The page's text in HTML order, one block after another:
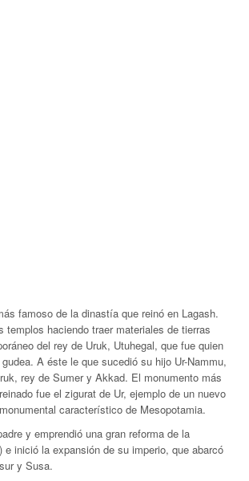
famoso de la dinastía que reinó en Lagash.
templos haciendo traer materiales de tierras
del rey de Uruk, Utuhegal, que fue quien
A éste le que sucedió su hijo Ur-Nammu,
rey de Sumer y Akkad. El monumento más
fue el zigurat de Ur, ejemplo de un nuevo
característico de Mesopotamia.
y emprendió una gran reforma de la
e inició la expansión de su imperio, que abarcó
y Susa.